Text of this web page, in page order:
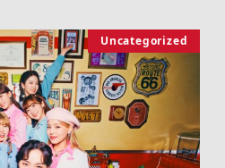
Uncategorized